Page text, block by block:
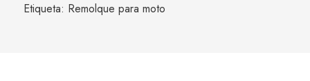
Etiqueta: Remolque para moto